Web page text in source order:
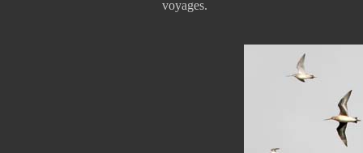
voyages.